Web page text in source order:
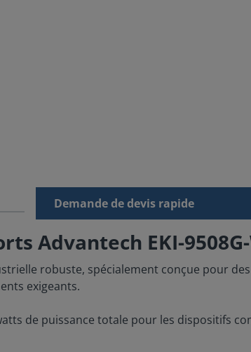
Demande de devis rapide
Advantech EKI-
robuste, spécialement conçue pour
exigeants.
de puissance totale pour les dispositifs